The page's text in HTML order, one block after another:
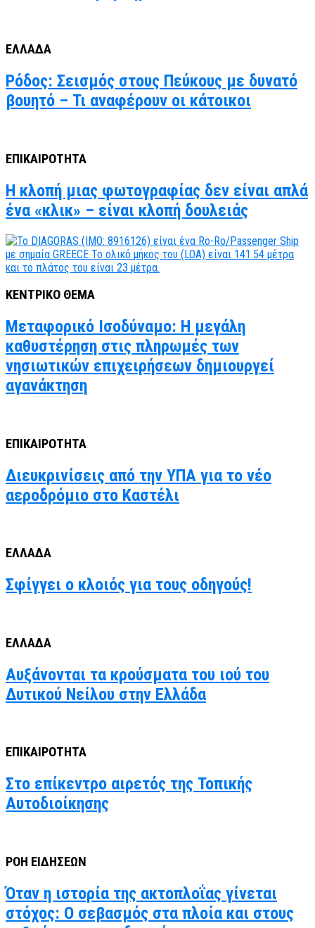
ΕΛΛΑΔΑ
Ρόδος: Σεισμός στους Πεύκους με δυνατό
βουητό – Τι αναφέρουν οι κάτοικοι
ΕΠΙΚΑΙΡΟΤΗΤΑ
Η κλοπή μιας φωτογραφίας δεν είναι απλά
ένα «κλικ» – είναι κλοπή δουλειάς
ΚΕΝΤΡΙΚΟ ΘΕΜΑ
Μεταφορικό Ισοδύναμο: Η μεγάλη
καθυστέρηση στις πληρωμές των
νησιωτικών επιχειρήσεων δημιουργεί
αγανάκτηση
ΕΠΙΚΑΙΡΟΤΗΤΑ
Διευκρινίσεις από την ΥΠΑ για το νέο
αεροδρόμιο στο Καστέλι
ΕΛΛΑΔΑ
Σφίγγει ο κλοιός για τους οδηγούς!
ΕΛΛΑΔΑ
Αυξάνονται τα κρούσματα του ιού του
Δυτικού Νείλου στην Ελλάδα
ΕΠΙΚΑΙΡΟΤΗΤΑ
Στο επίκεντρο αιρετός της Τοπικής
Αυτοδιοίκησης
ΡΟΗ ΕΙΔΗΣΕΩΝ
Όταν η ιστορία της ακτοπλοΐας γίνεται
στόχος: Ο σεβασμός στα πλοία και στους